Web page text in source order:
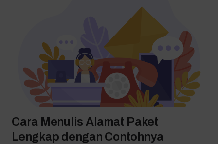
Cara Menulis Alamat Paket
Lengkap dengan Contohnya